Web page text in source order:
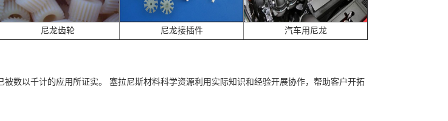
尼龙齿轮 尼龙接插件 汽车用尼龙
被数以千计的应用所证实。 塞拉尼斯材料科学资源利用实际知识和经验开展协作，帮助客户开拓